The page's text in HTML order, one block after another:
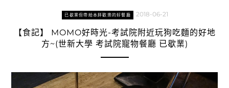
已歇業但帶給本胖歡樂的好餐廳 2018-06-21
【食記】 MOMO好時光-考試院附近玩狗吃麵的好地
方~(世新大學 考試院寵物餐廳 已歇業)